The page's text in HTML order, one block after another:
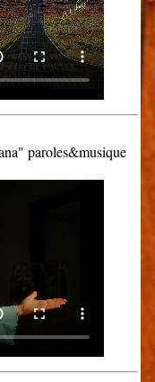
paroles&musique